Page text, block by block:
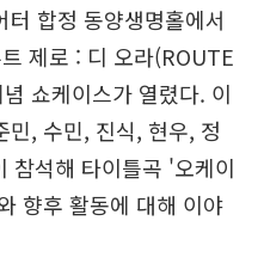
합정 동양생명홀에서
제로 : 디 오라(ROUTE
쇼케이스가 열렸다. 이
민, 수민, 진식, 현우, 정
참석해 타이틀곡 '오케이
향후 활동에 대해 이야